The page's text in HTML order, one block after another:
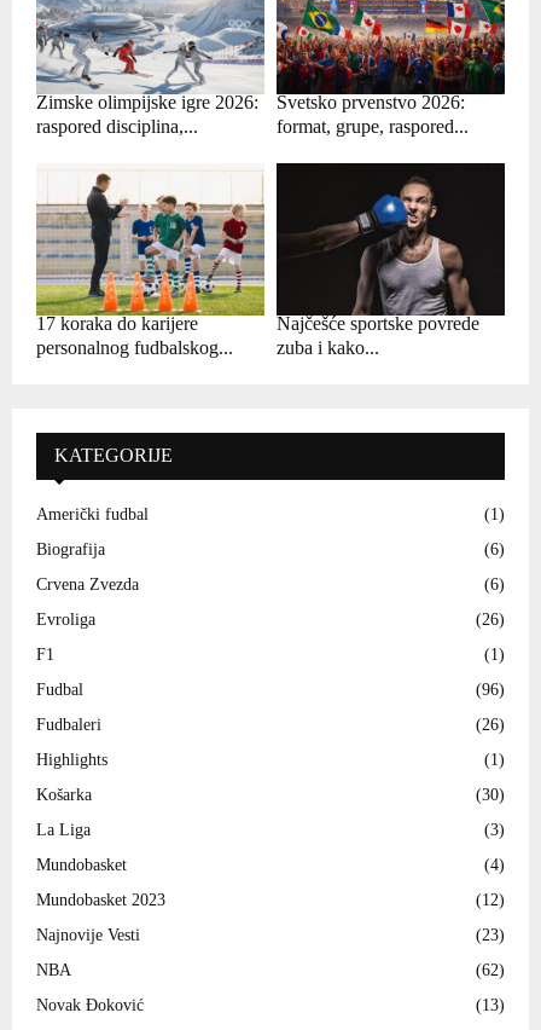
Zimske olimpijske igre 2026:
raspored disciplina,...
Svetsko prvenstvo 2026:
format, grupe, raspored...
17 koraka do karijere
personalnog fudbalskog...
Najčešće sportske povrede
zuba i kako...
KATEGORIJE
Američki fudbal
(1)
Biografija
(6)
Crvena Zvezda
(6)
Evroliga
(26)
F1
(1)
Fudbal
(96)
Fudbaleri
(26)
Highlights
(1)
Košarka
(30)
La Liga
(3)
Mundobasket
(4)
Mundobasket 2023
(12)
Najnovije Vesti
(23)
NBA
(62)
Novak Đoković
(13)